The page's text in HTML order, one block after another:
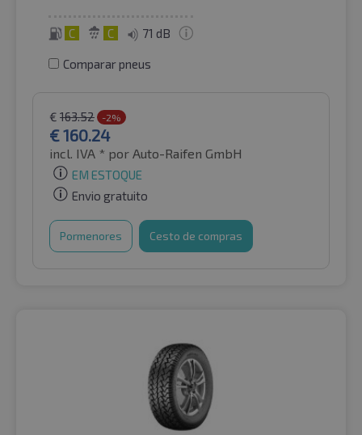
C C 71 dB
Comparar pneus
€ 163.52 -2%
€160.24
incl. IVA * por Auto-Raifen GmbH
EM ESTOQUE
Envio gratuito
Pormenores Cesto de compras